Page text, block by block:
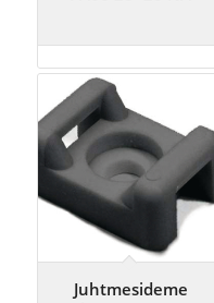
Juhtmesideme